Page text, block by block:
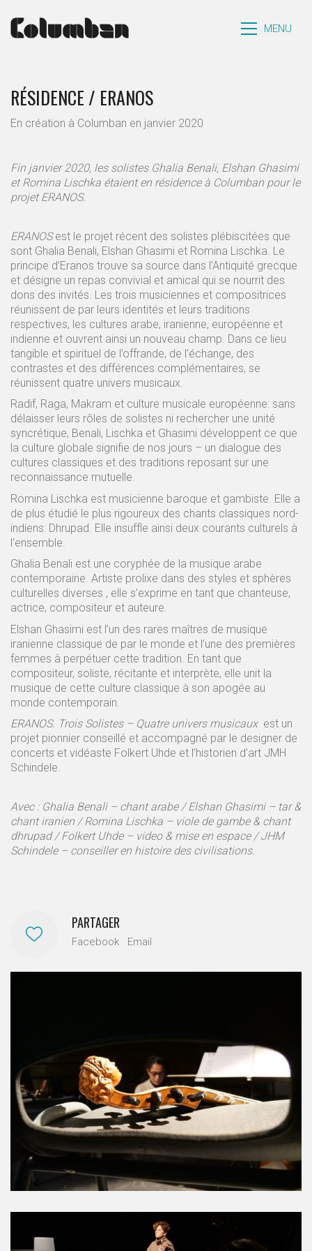
MENU
RÉSIDENCE / ERANOS
En création à Columban en janvier 2020
Fin janvier 2020, les solistes Ghalia Benali, Elshan Ghasimi
et Romina Lischka étaient en résidence à Columban pour le
projet ERANOS.
ERANOSest le projet récent des solistes plébiscitées que
sont Ghalia Benali, Elshan Ghasimi et Romina Lischka. Le
principe d’Eranos trouve sa source dans l’Antiquité grecque
et désigne un repas convivial et amical qui se nourrit des
dons des invités. Les trois musiciennes et compositrices
réunissent de par leurs identités et leurs traditions
respectives, les cultures arabe, iranienne, européenne et
indienne et ouvrent ainsi un nouveau champ. Dans ce lieu
tangible et spirituel de l’offrande, de l’échange, des
contrastes et des différences complémentaires, se
réunissent quatre univers musicaux.
Radïf, Raga, Makram et culture musicale européenne: sans
délaisser leurs rôles de solistes ni rechercher une unité
syncrétique, Benali, Lischka et Ghasimi développent ce que
la culture globale signifie de nos jours – un dialogue des
cultures classiques et des traditions reposant sur une
reconnaissance mutuelle.
Romina Lischka est musicienne baroque et gambiste. Elle a
de plus étudié le plus rigoureux des chants classiques nord-
indiens: Dhrupad. Elle insuffle ainsi deux courants culturels à
l’ensemble.
Ghalia Benali est une coryphée de la musique arabe
contemporaine. Artiste prolixe dans des styles et sphères
culturelles diverses , elle s’exprime en tant que chanteuse,
actrice, compositeur et auteure.
Elshan Ghasimi est l’un des rares maîtres de musique
iranienne classique de par le monde et l’une des premières
femmes à perpétuer cette tradition. En tant que
compositeur, soliste, récitante et interprète, elle unit la
musique de cette culture classique à son apogée au
monde contemporain.
ERANOS. Trois Solistes – Quatre univers musicauxest un
projet pionnier conseillé et accompagné par le designer de
concerts et vidéaste Folkert Uhde et l’historien d’art JMH
Schindele.
Avec : Ghalia Benali – chant arabe / Elshan Ghasimi – tar &
chant iranien / Romina Lischka – viole de gambe & chant
dhrupad / Folkert Uhde – video & mise en espace / JHM
Schindele – conseiller en histoire des civilisations.
PARTAGER
Facebook Email